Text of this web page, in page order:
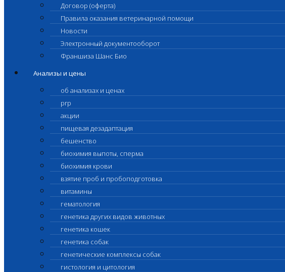
Договор (оферта)
Правила оказания ветеринарной помощи
Новости
Электронный документооборот
Франшиза Шанс Био
Анализы и цены
об анализах и ценах
prp
акции
пищевая дезадаптация
бешенство
биохимия выпоты, сперма
биохимия крови
взятие проб и пробоподготовка
витамины
гематология
генетика других видов животных
генетика кошек
генетика собак
генетические комплексы собак
гистология и цитология